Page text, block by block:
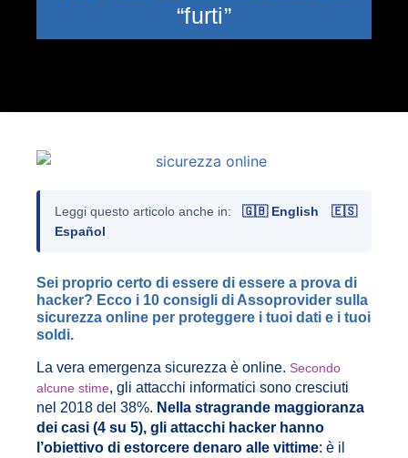
“furti”
Leggi questo articolo anche in: 🇬🇧 English
🇪🇸
Español
Sei proprio certo di essere di essere a prova di
hacker? Ecco i 10 consigli di Assoprovider sulla
sicurezza online per proteggere i tuoi dati e i tuoi
soldi.
La vera emergenza sicurezza è online. Secondo
alcune stime, gli attacchi informatici sono cresciuti
nel 2018 del 38%. Nella stragrande maggioranza
dei casi (4 su 5), gli attacchi hacker hanno
l’obiettivo di estorcere denaro alle vittime: è il